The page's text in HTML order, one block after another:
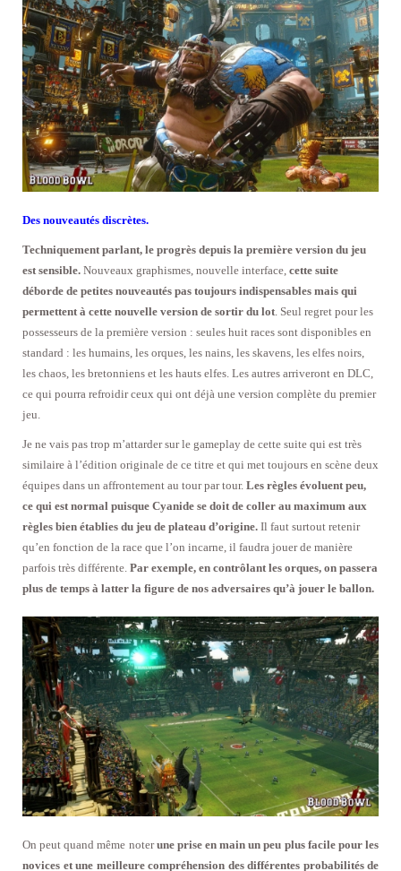
Des nouveautés discrètes.
Techniquement parlant, le progrès depuis la première version du jeu
est sensible. Nouveaux graphismes, nouvelle interface, cette suite
déborde de petites nouveautés pas toujours indispensables mais qui
permettent à cette nouvelle version de sortir du lot . Seul regret pour les
possesseurs de la première version : seules huit races sont disponibles en
standard : les humains, les orques, les nains, les skavens, les elfes noirs,
les chaos, les bretonniens et les hauts elfes. Les autres arriveront en DLC,
ce qui pourra refroidir ceux qui ont déjà une version complète du premier
jeu.
Je ne vais pas trop m’attarder sur le gameplay de cette suite qui est très
similaire à l’édition originale de ce titre et qui met toujours en scène deux
équipes dans un affrontement au tour par tour. Les règles évoluent peu,
ce qui est normal puisque Cyanide se doit de coller au maximum aux
règles bien établies du jeu de plateau d’origine. Il faut surtout retenir
qu’en fonction de la race que l’on incarne, il faudra jouer de manière
parfois très différente. Par exemple, en contrôlant les orques, on passera
plus de temps à latter la figure de nos adversaires qu’à jouer le ballon.
On peut quand même noterune prise en main un peu plus facile pour les
novices et une meilleure compréhension des différentes probabilités de